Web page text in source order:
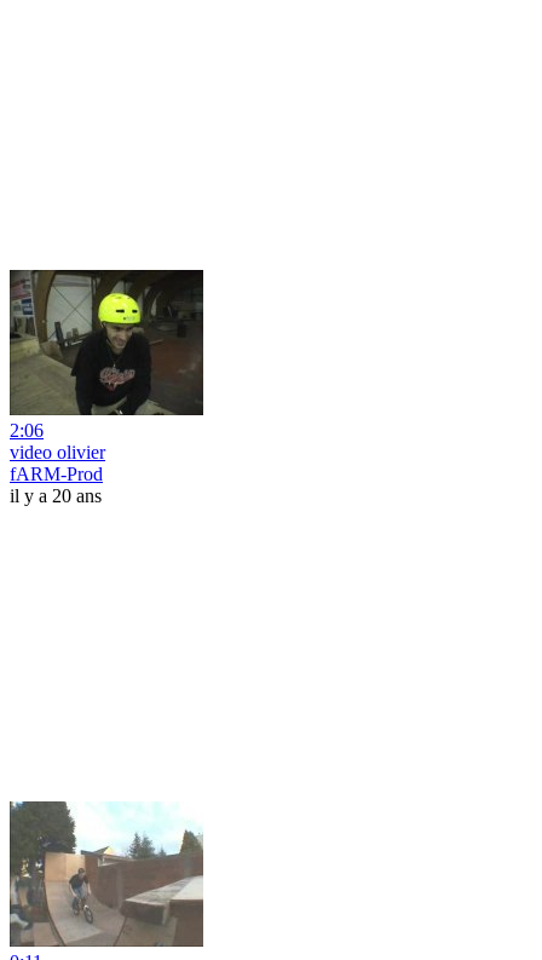
2:06
video olivier
fARM-Prod
il y a 20 ans